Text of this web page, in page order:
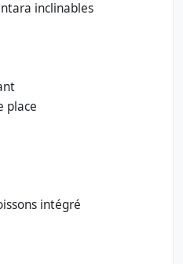
inclinables
place
intégré